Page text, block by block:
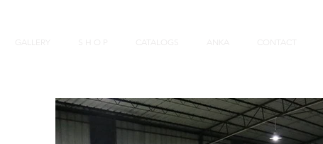
CATALOGS ANKA CONTACT